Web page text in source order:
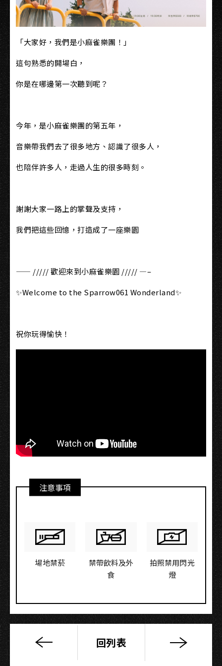
「大家好，我們是小麻雀樂團！」
這句熟悉的開場白，
你是在哪邊第一次聽到呢？
今年，是小麻雀樂團的第五年，
音樂帶我們去了很多地方、認識了很多人，
也陪伴許多人，走過人生的很多時刻。
謝謝大家一路上的掌聲及支持，
我們把這些回憶，打造成了一座樂園
—— ///// 歡迎來到小麻雀樂園 ///// —–
✨Welcome to the Sparrow061 Wonderland✨
祝你玩得愉快！
注意事項
場地禁菸
禁帶飲料及外
食
拍照禁用閃光
燈
高
回列表